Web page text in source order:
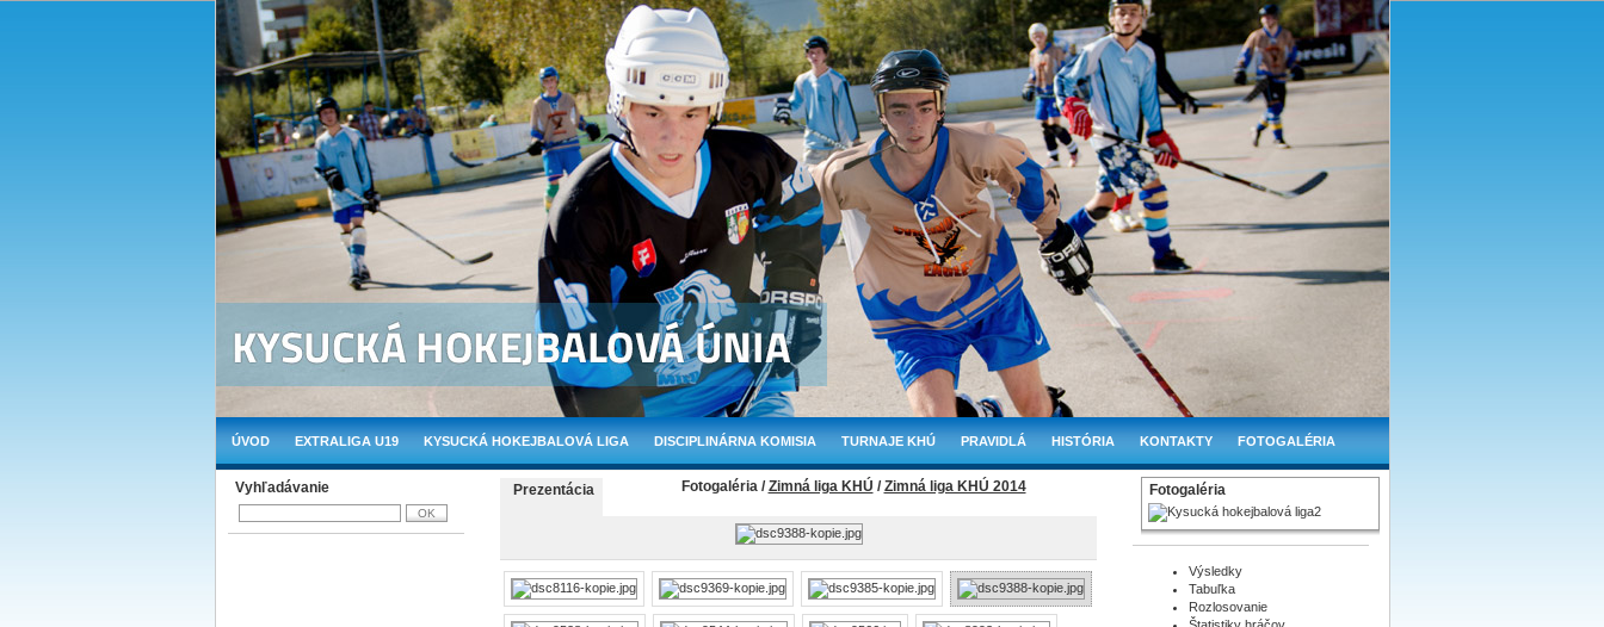
ÚVOD EXTRALIGA U19 KYSUCKÁ HOKEJBALOVÁ LIGA DISCIPLINÁRNA KOMISIA TURNAJE KHÚ PRAVIDLÁ HISTÓRIA KONTAKTY FOTOGALÉRIA
Vyhľadávanie Prezentácia Fotogaléria /Zimná liga KHÚ /Zimná liga KHÚ 2014 Fotogaléria
Výsledky
Tabuľka
Rozlosovanie